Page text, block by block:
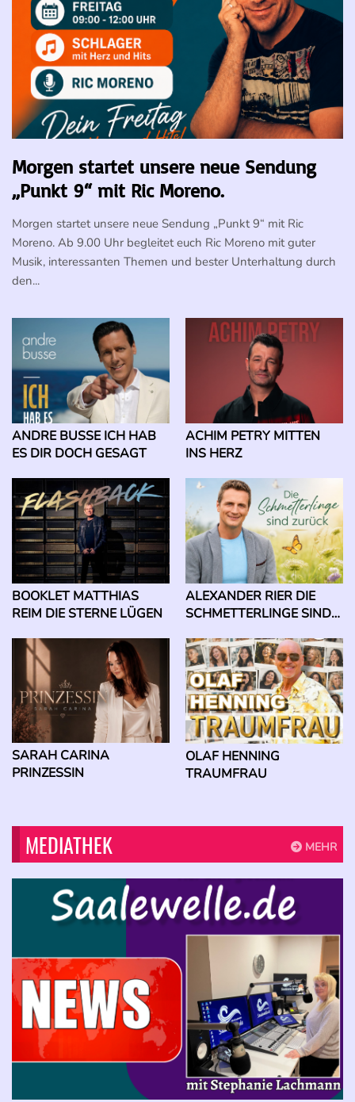
Morgen startet unsere neue Sendung
„Punkt 9“ mit Ric Moreno.
Morgen startet unsere neue Sendung „Punkt 9“ mit Ric
Moreno. Ab 9.00 Uhr begleitet euch Ric Moreno mit guter
Musik, interessanten Themen und bester Unterhaltung durch
den...
ANDRE BUSSE ICH HAB
ES DIR DOCH GESAGT
ACHIM PETRY MITTEN
INS HERZ
BOOKLET MATTHIAS
REIM DIE STERNE LÜGEN
ALEXANDER RIER DIE
SCHMETTERLINGE SIND
SARAH CARINA
PRINZESSIN
OLAF HENNING
TRAUMFRAU
MEHR
MEDIATHEK